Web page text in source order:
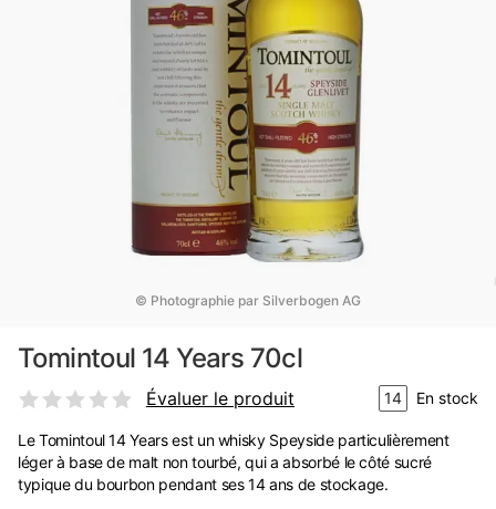
© Photographie par Silverbogen AG
Tomintoul 14 Years 70cl
Évaluer le produit 14 En stock
Le Tomintoul 14 Years est un whisky Speyside particulièrement
léger à base de malt non tourbé, qui a absorbé le côté sucré
typique du bourbon pendant ses 14 ans de stockage.